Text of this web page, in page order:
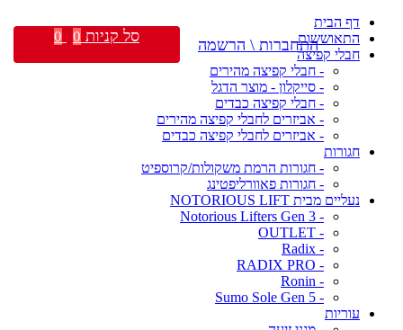
דף הבית
התאוששות
חבלי קפיצה
- חבלי קפיצה מהירים
- סייקלון - מוצר הדגל
- חבלי קפיצה כבדים
- אביזרים לחבלי קפיצה מהירים
- אביזרים לחבלי קפיצה כבדים
חגורות
- חגורות הרמת משקולות/קרוספיט
- חגורות פאוורליפטינג
נעליים מבית NOTORIOUS LIFT
- Notorious Lifters Gen 3
- OUTLET
- Radix
- RADIX PRO
- Ronin
- Sumo Sole Gen 5
עוריות
התחברות \ הרשמה סל קניות 0
0